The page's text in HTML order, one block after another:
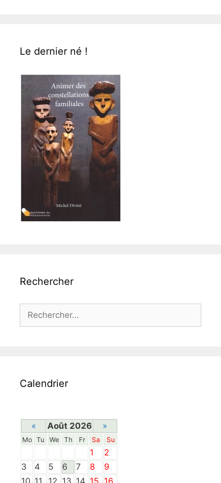
Le dernier né !
Rechercher
Rechercher :
Calendrier
« Août 2026 »
Mo Tu We Th Fr Sa Su
1
2
3
4 5 6 7 8
9